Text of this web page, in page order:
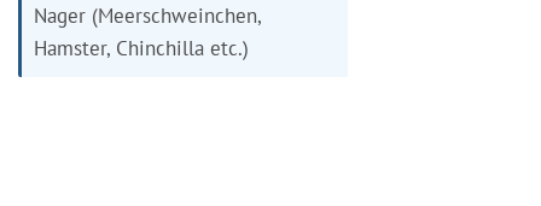
Nager (Meerschweinchen,
Hamster, Chinchilla etc.)